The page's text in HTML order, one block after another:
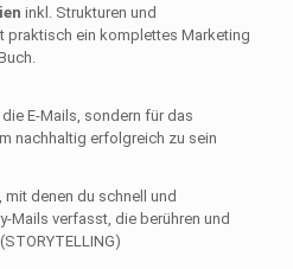
inkl. Strukturen und
praktisch ein komplettes Marketing
die E-Mails, sondern für das
nachhaltig erfolgreich zu sein
, mit denen du schnell und
Mails verfasst, die berühren und